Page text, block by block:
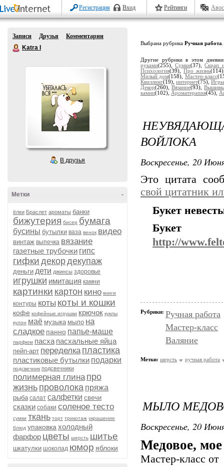
Регистрация Вход Рейтинги
Записи Друзья
Комментарии
Katra I
В друзья
-
Метки
ёлки Браслет ароматы банки
бижутерия бисер бумага
бусины бутылки ваза венок видео
винтаж выпечка вязание
газетные трубочки гипс
гифки декордекупаж
деньги дети джинсы здоровье
игрушки имитация камни
картинки картон кино книги
контуры коты коты и кошки
кофе кофейные игрушки крючок куклы
кулон маё музыка мыло на
сладкое панно папье-маше
парфюм пасха пасхальные яйца
пейп-арт переделка пластика
пластиковые бутылки подарки
подсвечник подсвечники
полимерная глина про
жизнь проволока пряжа
рыба салат салфетки свечи
сказки собаки соленое тесто
сумки ткань торт трикотаж украшение
блюд упаковка холодный
фарфор цветы шерсть шитье
шкатулки шоколад юмор яблоки
Выбрана рубрика Ручная работа
Другие рубрики в этом
руками(255),Сумки(37),Скрап
Психология(39),Про жизнь
Милый дом(158), Мастер-класс
Квиллинг(19),интернет(75),
Декор(260), Вязание(93),
камни(102), Ароматерапия(45),
ВОЙЛОКА
Воскресенье, 20
Это цитата
свой цитатник
Букет
Букет
http://
Рубрики: Ручная работа
Мастер-класс
Валяние
Метки: шерсть ручная работа
МЫЛО
Воскресенье, 20
Медовое,
Мастер-класс от